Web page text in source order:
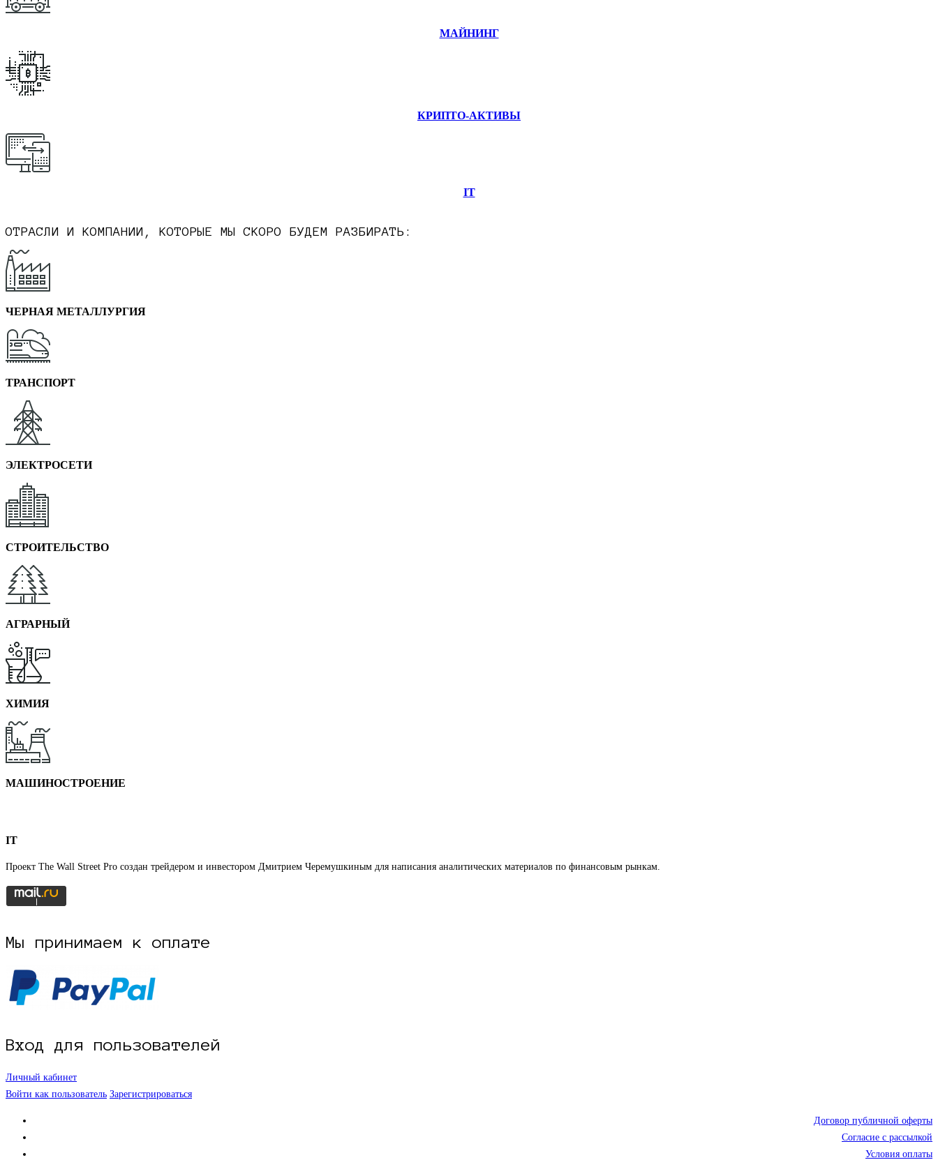
МАЙНИНГ
КРИПТО-АКТИВЫ
IT
ОТРАСЛИ И КОМПАНИИ, КОТОРЫЕ МЫ СКОРО БУДЕМ РАЗБИРАТЬ:
ЧЕРНАЯ МЕТАЛЛУРГИЯ
ТРАНСПОРТ
ЭЛЕКТРОСЕТИ
СТРОИТЕЛЬСТВО
АГРАРНЫЙ
ХИМИЯ
МАШИНОСТРОЕНИЕ
IT
Проект The Wall Street Pro создан трейдером и инвестором Дмитрием Черемушкиным для написания аналитических материалов по финансовым рынкам.
Мы принимаем к оплате
Вход для пользователей
Личный кабинет
Войти как пользователь Зарегистрироваться
Договор публичной оферты
Согласие с рассылкой
Условия оплаты